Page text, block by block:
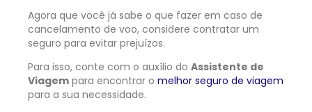
Agora que você já sabe o que fazer em caso de
cancelamento de voo, considere contratar um
seguro para evitar prejuízos.
Para isso, conte com o auxílio do Assistente de
Viagem para encontrar o melhor seguro de viagem
para a sua necessidade.